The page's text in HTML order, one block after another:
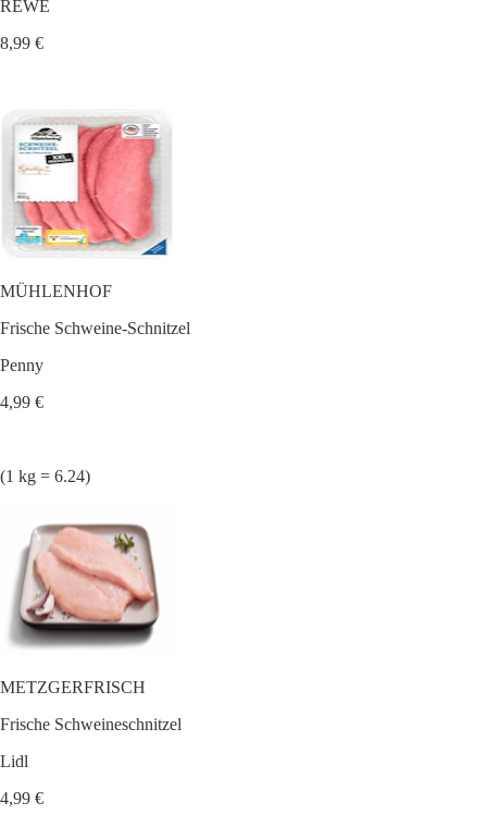
REWE
8,99 €
MÜHLENHOF
Frische Schweine-Schnitzel
Penny
4,99 €
(1 kg = 6.24)
METZGERFRISCH
Frische Schweineschnitzel
Lidl
4,99 €